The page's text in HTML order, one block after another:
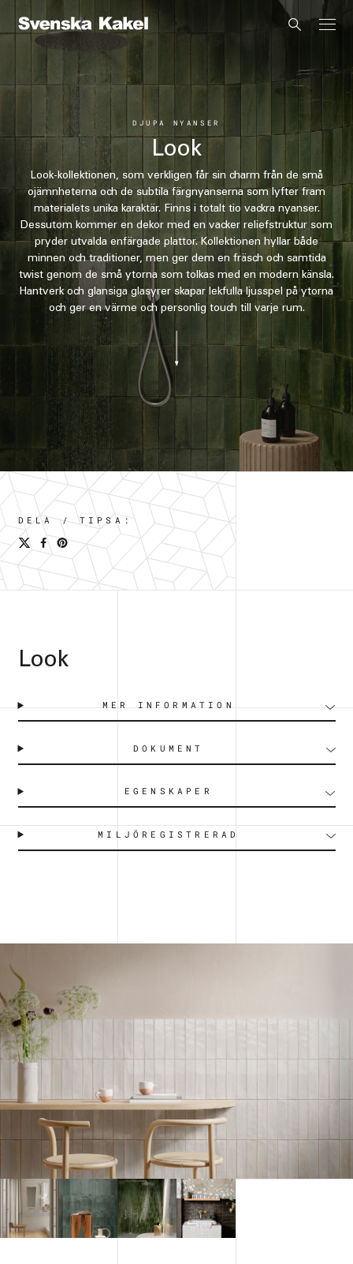
DJUPA NYANSER
Look
Look-kollektionen, som verkligen får sin charm från de små
ojämnheterna och de subtila färgnyanserna som lyfter fram
materialets unika karaktär. Finns i totalt tio vackra nyanser.
Dessutom kommer en dekor med en vacker reliefstruktur som
pryder utvalda enfärgade plattor. Kollektionen hyllar både
minnen och traditioner, men ger dem en fräsch och samtida
twist genom de små ytorna som tolkas med en modern känsla.
Hantverk och glansiga glasyrer skapar lekfulla ljusspel på ytorna
och ger en värme och personlig touch till varje rum.
DELA / TIPSA:
Look
MER INFORMATION
DOKUMENT
EGENSKAPER
MILJÖREGISTRERAD